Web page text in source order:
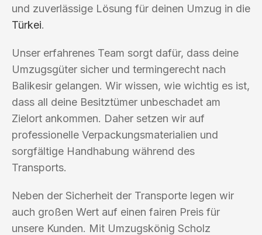
und zuverlässige Lösung für deinen Umzug in die
Türkei.
Unser erfahrenes Team sorgt dafür, dass deine
Umzugsgüter sicher und termingerecht nach
Balikesir gelangen. Wir wissen, wie wichtig es ist,
dass all deine Besitztümer unbeschadet am
Zielort ankommen. Daher setzen wir auf
professionelle Verpackungsmaterialien und
sorgfältige Handhabung während des
Transports.
Neben der Sicherheit der Transporte legen wir
auch großen Wert auf einen fairen Preis für
unsere Kunden. Mit Umzugskönig Scholz